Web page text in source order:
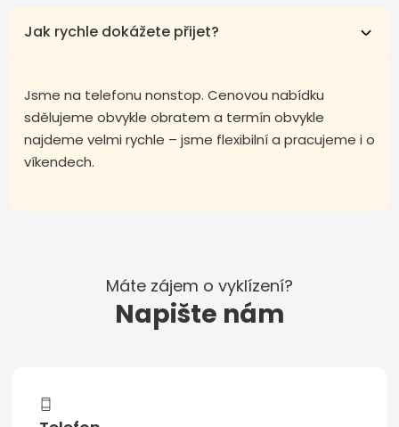
Jak rychle dokážete přijet?
Jsme na telefonu nonstop. Cenovou nabídku
sdělujeme obvykle obratem a termín obvykle
najdeme velmi rychle – jsme flexibilní a pracujeme i o
víkendech.
Máte zájem o vyklízení?
Napište nám